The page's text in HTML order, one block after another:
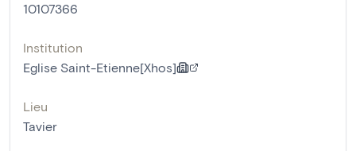
10107366
Institution
Eglise Saint-Etienne[Xhos]
Lieu
Tavier